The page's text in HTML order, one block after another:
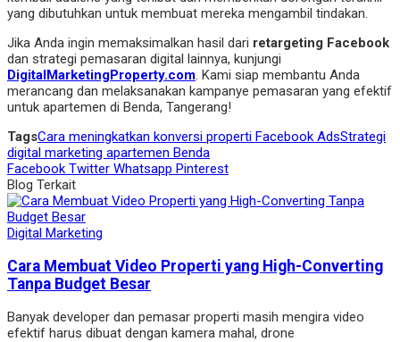
yang dibutuhkan untuk membuat mereka mengambil tindakan.
Jika Anda ingin memaksimalkan hasil dari retargeting Facebook
dan strategi pemasaran digital lainnya, kunjungi
DigitalMarketingProperty.com. Kami siap membantu Anda
merancang dan melaksanakan kampanye pemasaran yang efektif
untuk apartemen di Benda, Tangerang!
TagsCara meningkatkan konversi properti Facebook AdsStrategi
digital marketing apartemen Benda
Facebook Twitter Whatsapp Pinterest
Blog Terkait
Digital Marketing
Cara Membuat Video Properti yang High-Converting
Tanpa Budget Besar
Banyak developer dan pemasar properti masih mengira video
efektif harus dibuat dengan kamera mahal, drone